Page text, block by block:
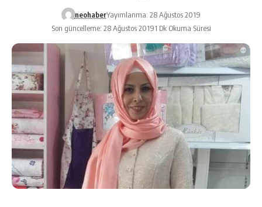
neohaberYayımlanma: 28 Ağustos 2019
Son güncelleme: 28 Ağustos 20191 Dk Okuma Süresi